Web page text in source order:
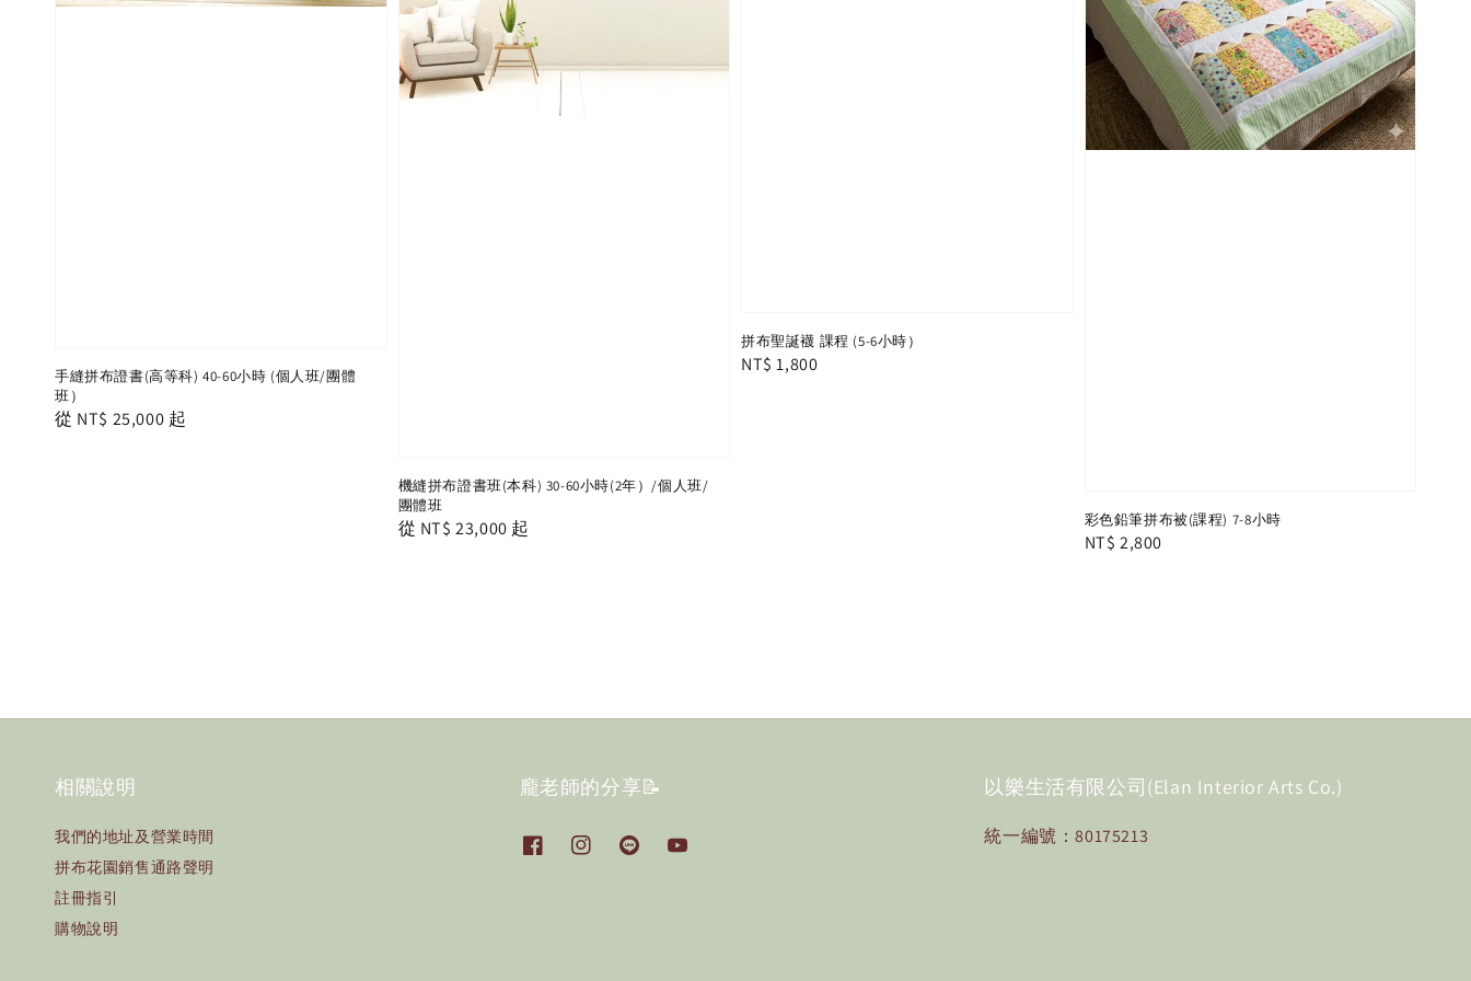
手縫拼布證書(高等科) 40-60小時 (個人班/團體
班）
Regular
從 NT$ 25,000 起
機縫拼布證書班(本科) 30-60小時(2年）/個人班/
團體班
Regular
從 NT$ 23,000 起
拼布聖誕襪 課程 (5-6小時）
Regular
NT$ 1,800
彩色鉛筆拼布被(課程) 7-8小時
Regular
NT$ 2,800
相關說明
我們的地址及營業時間
拼布花園銷售通路聲明
註冊指引
購物說明
龐老師的分享📝 以樂生活有限公司(Elan Interior Arts Co.)
統一編號：80175213